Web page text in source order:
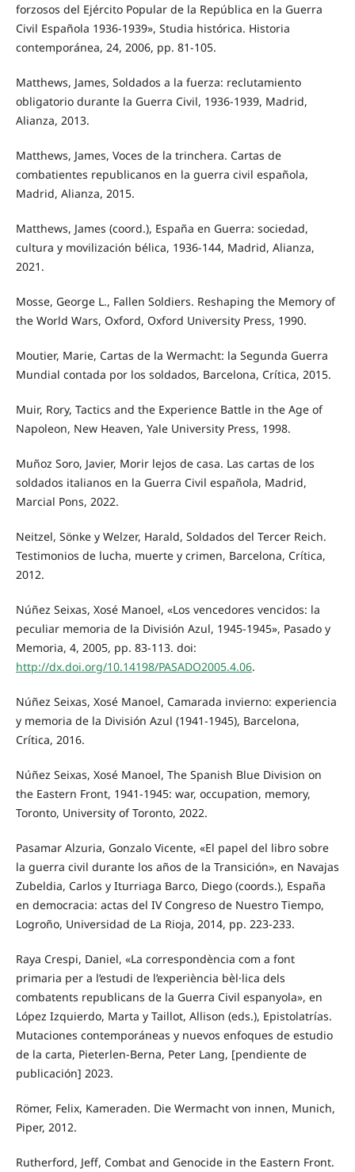
forzosos del Ejército Popular de la República en la Guerra
Civil Española 1936-1939», Studia histórica. Historia
contemporánea, 24, 2006, pp. 81-105.
Matthews, James, Soldados a la fuerza: reclutamiento
obligatorio durante la Guerra Civil, 1936-1939, Madrid,
Alianza, 2013.
Matthews, James, Voces de la trinchera. Cartas de
combatientes republicanos en la guerra civil española,
Madrid, Alianza, 2015.
Matthews, James (coord.), España en Guerra: sociedad,
cultura y movilización bélica, 1936-144, Madrid, Alianza,
2021.
Mosse, George L., Fallen Soldiers. Reshaping the Memory of
the World Wars, Oxford, Oxford University Press, 1990.
Moutier, Marie, Cartas de la Wermacht: la Segunda Guerra
Mundial contada por los soldados, Barcelona, Crítica, 2015.
Muir, Rory, Tactics and the Experience Battle in the Age of
Napoleon, New Heaven, Yale University Press, 1998.
Muñoz Soro, Javier, Morir lejos de casa. Las cartas de los
soldados italianos en la Guerra Civil española, Madrid,
Marcial Pons, 2022.
Neitzel, Sönke y Welzer, Harald, Soldados del Tercer Reich.
Testimonios de lucha, muerte y crimen, Barcelona, Crítica,
2012.
Núñez Seixas, Xosé Manoel, «Los vencedores vencidos: la
peculiar memoria de la División Azul, 1945-1945», Pasado y
Memoria, 4, 2005, pp. 83-113. doi:
http://dx.doi.org/10.14198/PASADO2005.4.06.
Núñez Seixas, Xosé Manoel, Camarada invierno: experiencia
y memoria de la División Azul (1941-1945), Barcelona,
Crítica, 2016.
Núñez Seixas, Xosé Manoel, The Spanish Blue Division on
the Eastern Front, 1941-1945: war, occupation, memory,
Toronto, University of Toronto, 2022.
Pasamar Alzuria, Gonzalo Vicente, «El papel del libro sobre
la guerra civil durante los años de la Transición», en Navajas
Zubeldia, Carlos y Iturriaga Barco, Diego (coords.), España
en democracia: actas del IV Congreso de Nuestro Tiempo,
Logroño, Universidad de La Rioja, 2014, pp. 223-233.
Raya Crespi, Daniel, «La correspondència com a font
primaria per a l’estudi de l’experiència bèl·lica dels
combatents republicans de la Guerra Civil espanyola», en
López Izquierdo, Marta y Taillot, Allison (eds.), Epistolatrías.
Mutaciones contemporáneas y nuevos enfoques de estudio
de la carta, Pieterlen-Berna, Peter Lang, [pendiente de
publicación] 2023.
Römer, Felix, Kameraden. Die Wermacht von innen, Munich,
Piper, 2012.
Rutherford, Jeff, Combat and Genocide in the Eastern Front.